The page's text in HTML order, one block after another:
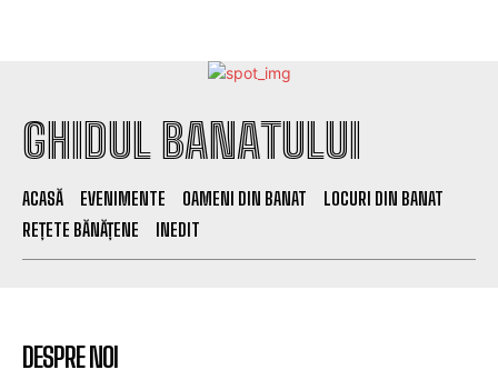
GHIDUL BANATULUI
ACASĂ EVENIMENTE OAMENI DIN BANAT
LOCURI DIN BANAT
REȚETE BĂNĂȚENE
INEDIT
DESPRE NOI